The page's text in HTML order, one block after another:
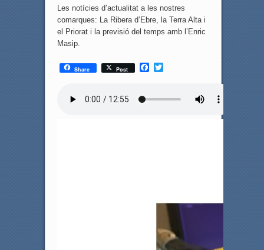
Les notícies d’actualitat a les nostres
comarques: La Ribera d’Ebre, la Terra Alta i
el Priorat i la previsió del temps amb l’Enric
Masip.
Share Post
F
T